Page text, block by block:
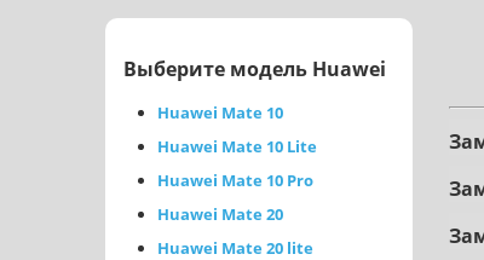
Выберите модель Huawei
Huawei Mate 10
Huawei Mate 10 Lite
Huawei Mate 10 Pro
Huawei Mate 20
Huawei Mate 20 lite